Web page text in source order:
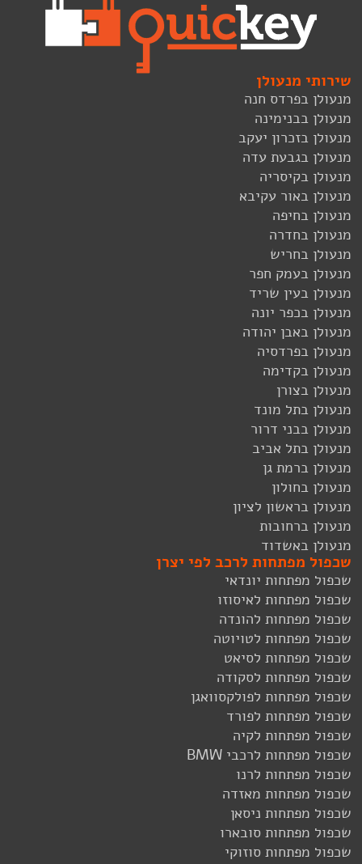
שירותי מנעולן
מנעולן בפרדס חנה
מנעולן בבנימינה
מנעולן בזכרון יעקב
מנעולן בגבעת עדה
מנעולן בקיסריה
מנעולן באור עקיבא
מנעולן בחיפה
מנעולן בחדרה
מנעולן בחריש
מנעולן בעמק חפר
מנעולן בעין שריד
מנעולן בכפר יונה
מנעולן באבן יהודה
מנעולן בפרדסיה
מנעולן בקדימה
מנעולן בצורן
מנעולן בתל מונד
מנעולן בבני דרור
מנעולן בתל אביב
מנעולן ברמת גן
מנעולן בחולון
מנעולן בראשון לציון
מנעולן ברחובות
מנעולן באשדוד
שכפול מפתחות לרכב לפי יצרן
שכפול מפתחות יונדאי
שכפול מפתחות לאיסוזו
שכפול מפתחות להונדה
שכפול מפתחות לטויוטה
שכפול מפתחות לסיאט
שכפול מפתחות לסקודה
שכפול מפתחות לפולקסוואגן
שכפול מפתחות לפורד
שכפול מפתחות לקיה
שכפול מפתחות לרכבי BMW
שכפול מפתחות לרנו
שכפול מפתחות מאזדה
שכפול מפתחות ניסאן
שכפול מפתחות סובארו
שכפול מפתחות סוזוקי